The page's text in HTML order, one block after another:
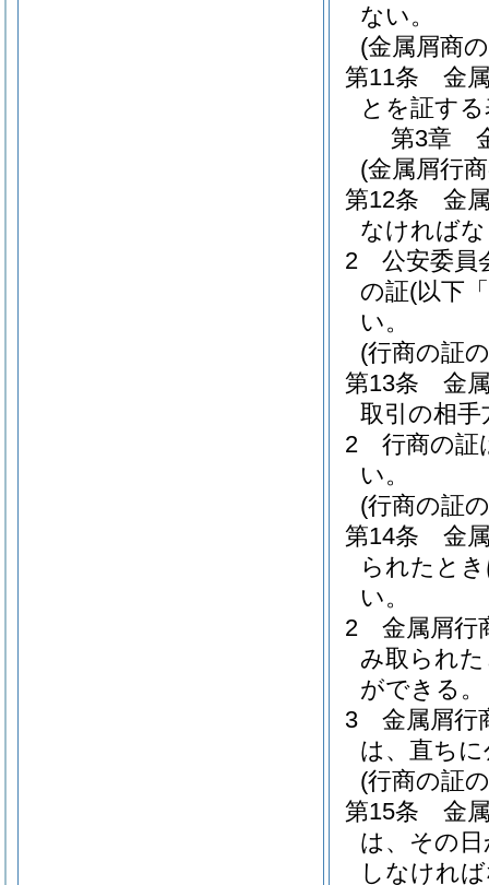
ない。
(金属屑商
第11条
金
とを証す
第3章
(金属屑行
第12条
金
なければ
2
公安委員
の証(以下
い。
(行商の証
第13条
金
取引の相
2
行商の証
い。
(行商の証
第14条
金
られたと
い。
2
金属屑行
み取られ
ができる。
3
金属屑行
は、直ち
(行商の証
第15条
金
は、その
しなけれ